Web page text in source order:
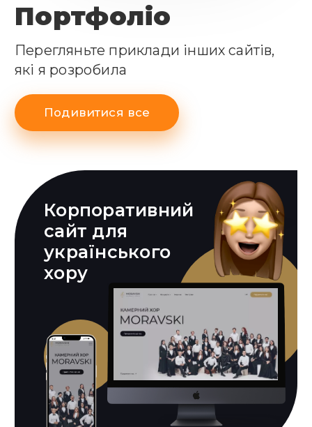
Портфоліо
Перегляньте приклади інших сайтів,
які я розробила
Подивитися все
Корпоративний
сайт для
українського
хору